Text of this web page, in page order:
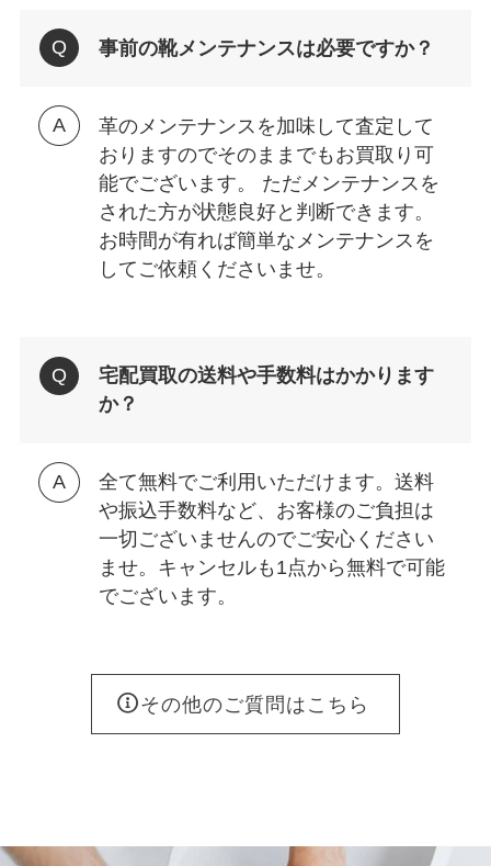
事前の靴メンテナンスは必要ですか？
革のメンテナンスを加味して査定して
おりますのでそのままでもお買取り可
能でございます。 ただメンテナンスを
された方が状態良好と判断できます。
お時間が有れば簡単なメンテナンスを
してご依頼くださいませ。
宅配買取の送料や手数料はかかります
か？
全て無料でご利用いただけます。送料
や振込手数料など、お客様のご負担は
一切ございませんのでご安心ください
ませ。キャンセルも1点から無料で可能
でございます。
その他のご質問はこちら